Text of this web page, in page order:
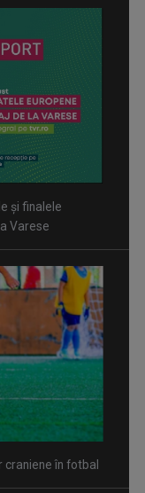
și finalele
Varese
în fotbal